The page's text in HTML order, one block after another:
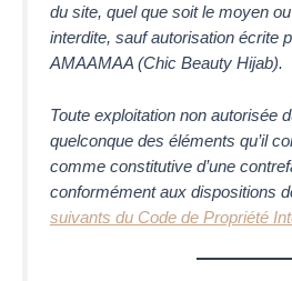
du site, quel que soit le moyen
interdite, sauf autorisation écrite
AMAAMAA (Chic Beauty Hijab).
Toute exploitation non autorisée
quelconque des éléments qu’il
comme constitutive d’une
conformément aux dispositions
suivants du Code de Propriété